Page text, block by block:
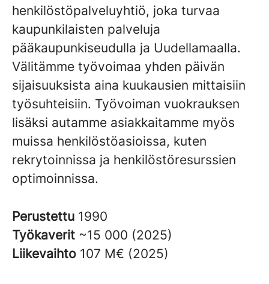
henkilöstöpalveluyhtiö, joka turvaa
kaupunkilaisten palveluja
pääkaupunkiseudulla ja Uudellamaalla.
Välitämme työvoimaa yhden päivän
sijaisuuksista aina kuukausien mittaisiin
työsuhteisiin. Työvoiman vuokrauksen
lisäksi autamme asiakkaitamme myös
muissa henkilöstöasioissa, kuten
rekrytoinnissa ja henkilöstöresurssien
optimoinnissa.
Perustettu 1990
Työkaverit ~15 000 (2025)
Liikevaihto 107 M€ (2025)